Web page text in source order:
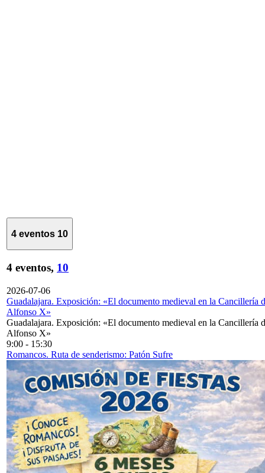
4 eventos 10
4 eventos, 10
2026-07-06
Guadalajara. Exposición: «El documento medieval en la Cancillería
Alfonso X»
Guadalajara. Exposición: «El documento medieval en la Cancillería
Alfonso X»
9:00 - 15:30
Romancos. Ruta de senderismo: Patón Sufre